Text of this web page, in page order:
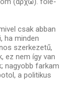
csak abban
ha minden
szerkezetű,
ez nem így van
nagyobb farkam
a politikus